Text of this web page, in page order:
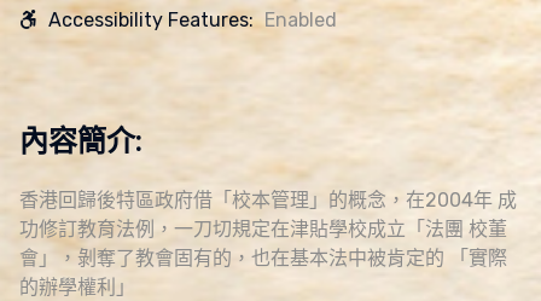
Accessibility Features: Enabled
內容簡介:
香港回歸後特區政府借「校本管理」的概念，在2004年 成
功修訂教育法例，一刀切規定在津貼學校成立「法團 校董
會」，剝奪了教會固有的，也在基本法中被肯定的 「實際
的辦學權利」